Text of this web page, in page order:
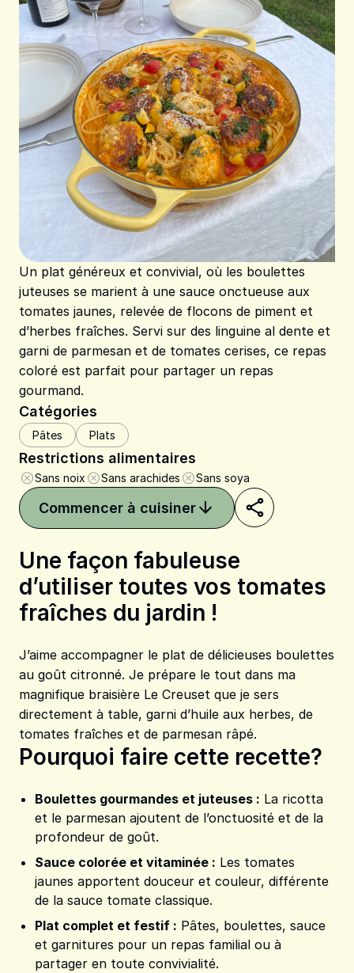
Un plat généreux et convivial, où les boulettes
juteuses se marient à une sauce onctueuse aux
tomates jaunes, relevée de flocons de piment et
d’herbes fraîches. Servi sur des linguine al dente et
garni de parmesan et de tomates cerises, ce repas
coloré est parfait pour partager un repas
gourmand.
Catégories
Pâtes Plats
Restrictions alimentaires
Sans noix Sans arachides Sans soya
Commencer à cuisiner
Partager sur Pinterest
Partager sur
Partager sur X
Une façon fabuleuse
d’utiliser toutes vos tomates
fraîches du jardin !
J’aime accompagner le plat de délicieuses boulettes
au goût citronné. Je prépare le tout dans ma
magnifique braisière Le Creuset que je sers
directement à table, garni d’huile aux herbes, de
tomates fraîches et de parmesan râpé.
Pourquoi faire cette recette?
Boulettes gourmandes et juteuses : La ricotta
et le parmesan ajoutent de l’onctuosité et de la
profondeur de goût.
Sauce colorée et vitaminée : Les tomates
jaunes apportent douceur et couleur, différente
de la sauce tomate classique.
Plat complet et festif : Pâtes, boulettes, sauce
et garnitures pour un repas familial ou à
partager en toute convivialité.